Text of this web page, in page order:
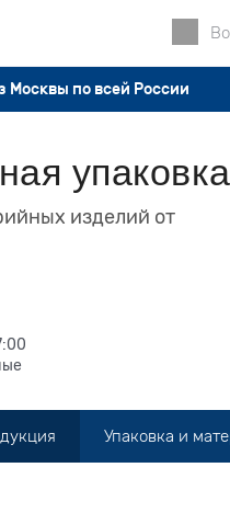
Москвы по всей России
упаковка
изделий от
Упаковка и